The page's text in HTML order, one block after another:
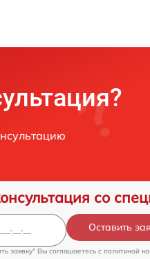
со
Оставить
заявку" Вы соглашаетесь c политикой